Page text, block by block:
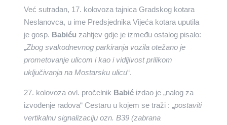
Već sutradan, 17. kolovoza tajnica Gradskog kotara
Neslanovca, u ime Predsjednika Vijeća kotara uputila
je gosp. Babiću zahtjev gdje je između ostalog pisalo:
„Zbog svakodnevnog parkiranja vozila otežano je
prometovanje ulicom i kao i vidljivost prilikom
uključivanja na Mostarsku ulicu“.
27. kolovoza ovl. pročelnik Babićizdao je „nalog za
izvođenje radova“ Cestaru u kojem se traži : „postaviti
vertikalnu signalizaciju ozn. B39 (zabrana